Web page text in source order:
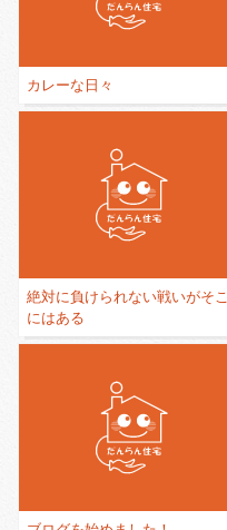
カレーな日々
絶対に負けられない戦いがそこ
にはある